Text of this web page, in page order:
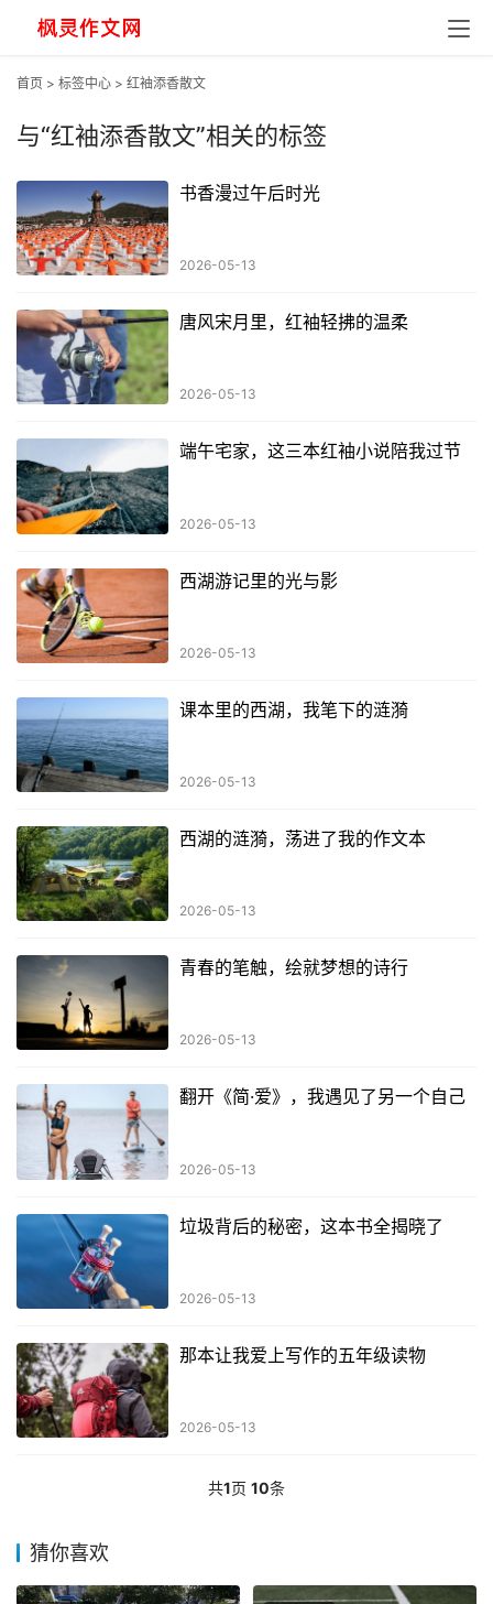
首页 > 标签中心 > 红袖添香散文
与“红袖添香散文”相关的标签
书香漫过午后时光
2026-05-13
唐风宋月里，红袖轻拂的温柔
2026-05-13
端午宅家，这三本红袖小说陪我过节
2026-05-13
西湖游记里的光与影
2026-05-13
课本里的西湖，我笔下的涟漪
2026-05-13
西湖的涟漪，荡进了我的作文本
2026-05-13
青春的笔触，绘就梦想的诗行
2026-05-13
翻开《简·爱》，我遇见了另一个自己
2026-05-13
垃圾背后的秘密，这本书全揭晓了
2026-05-13
那本让我爱上写作的五年级读物
2026-05-13
共1页 10条
猜你喜欢